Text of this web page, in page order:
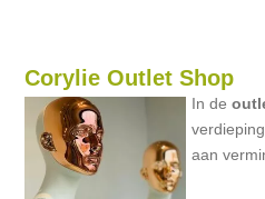
Corylie Outlet Shop
In de
aan